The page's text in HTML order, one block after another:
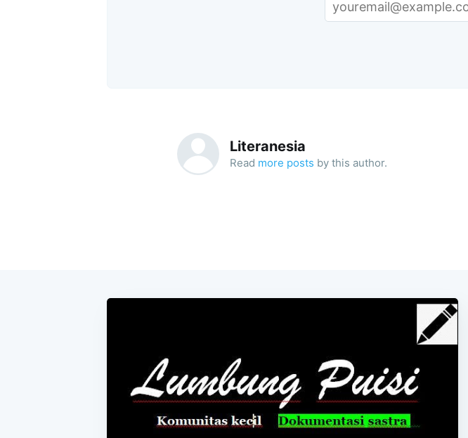
Literanesia
Read more posts by this author.